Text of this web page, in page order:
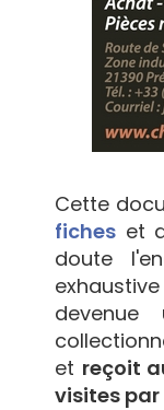
Cette
fiches et
doute
et reçoit
visites par